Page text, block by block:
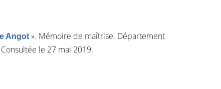
Angot ». Mémoire de maîtrise. Département
le 27 mai 2019.